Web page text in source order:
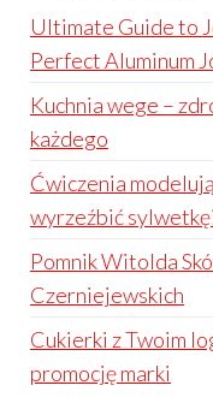
Ultimate Guide to
Perfect Aluminum
Kuchnia wege –
każdego
Ćwiczenia
wyrzeźbić
Pomnik Witolda
Czerniejewskich
Cukierki z Twoim
promocję marki